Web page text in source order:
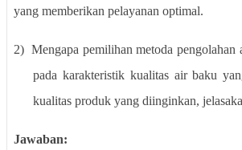
yang memberikan pelayanan optimal.
2) Mengapa pemilihan metoda pengolahan
pada karakteristik kualitas air baku
kualitas produk yang diinginkan,
Jawaban: